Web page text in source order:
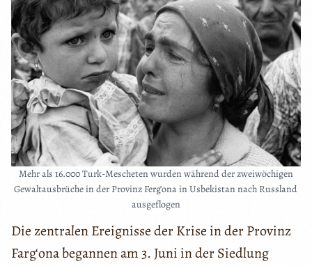
Mehr als 16.000 Turk-Mescheten wurden während der zweiwöchigen
Gewaltausbrüche in der Provinz Ferg’ona in Usbekistan nach Russland
ausgeflogen
Die zentralen Ereignisse der Krise in der Provinz
Farg‘ona begannen am 3. Juni in der Siedlung